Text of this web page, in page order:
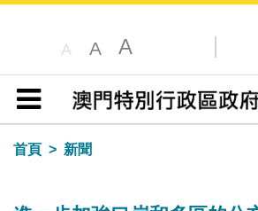
A A A
目錄
首頁
新聞